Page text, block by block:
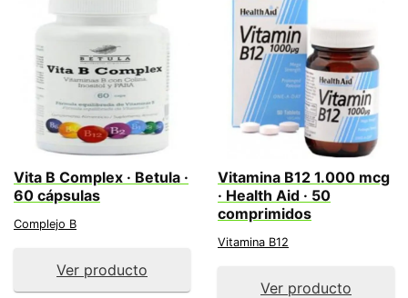
Vita B Complex · Betula ·
60 cápsulas
Complejo B
Ver producto
Vitamina B12 1.000 mcg
· Health Aid · 50
comprimidos
Vitamina B12
Ver producto